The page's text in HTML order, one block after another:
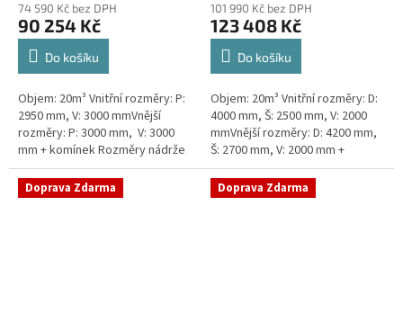
74 590 Kč bez DPH
90 254 Kč
Do košíku
Objem: 20m³ Vnitřní rozměry: P:
2950 mm, V: 3000 mmVnější
rozměry: P: 3000 mm, V: 3000
mm + komínek Rozměry nádrže
možno jakkoliv upravit -
vyrobíme nádrž na míru!Nádrž...
101 990 Kč bez DPH
123 408 Kč
Do košíku
Objem: 20m³ Vnitřní rozměry: D:
4000 mm, Š: 2500 mm, V: 2000
mmVnější rozměry: D: 4200 mm,
Š: 2700 mm, V: 2000 mm +
komínek Běžná doba dodání 2-3
týdny od objednávky. Rozměry...
Doprava Zdarma Doprava Zdarma